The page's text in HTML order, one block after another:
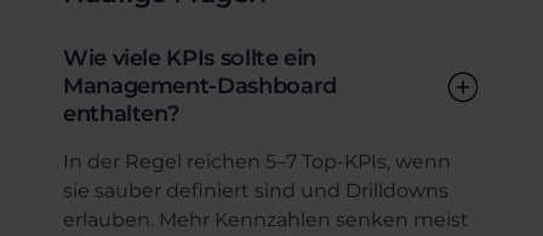
Wie viele KPIs sollte ein
Management-Dashboard
enthalten?
In der Regel reichen 5–7 Top-KPIs, wenn
sie sauber definiert sind und Drilldowns
erlauben. Mehr Kennzahlen senken meist